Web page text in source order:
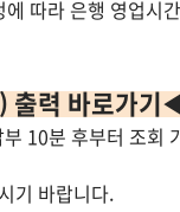
따라 은행 영업시
출력 바로가
10분 후부터 조회
기 바랍니다.